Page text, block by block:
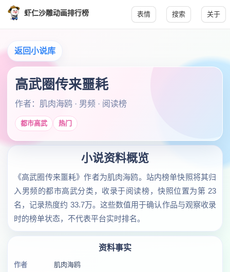
虾仁沙雕动画排行榜 表情 搜索 关于
返回小说库
高武圈传来噩耗
作者：肌肉海鸥 · 男频 · 阅读榜
都市高武 热门
小说资料概览
《高武圈传来噩耗》作者为肌肉海鸥。站内榜单快照将其归
入男频的都市高武分类，收录于阅读榜，快照位置为第 23
名，记录热度约 33.7万。这些数值用于确认作品与观察收录
时的榜单状态，不代表平台实时排名。
资料事实
作者 肌肉海鸥